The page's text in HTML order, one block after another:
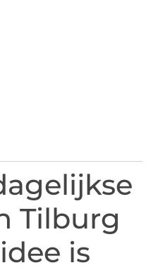
Tilburg
is